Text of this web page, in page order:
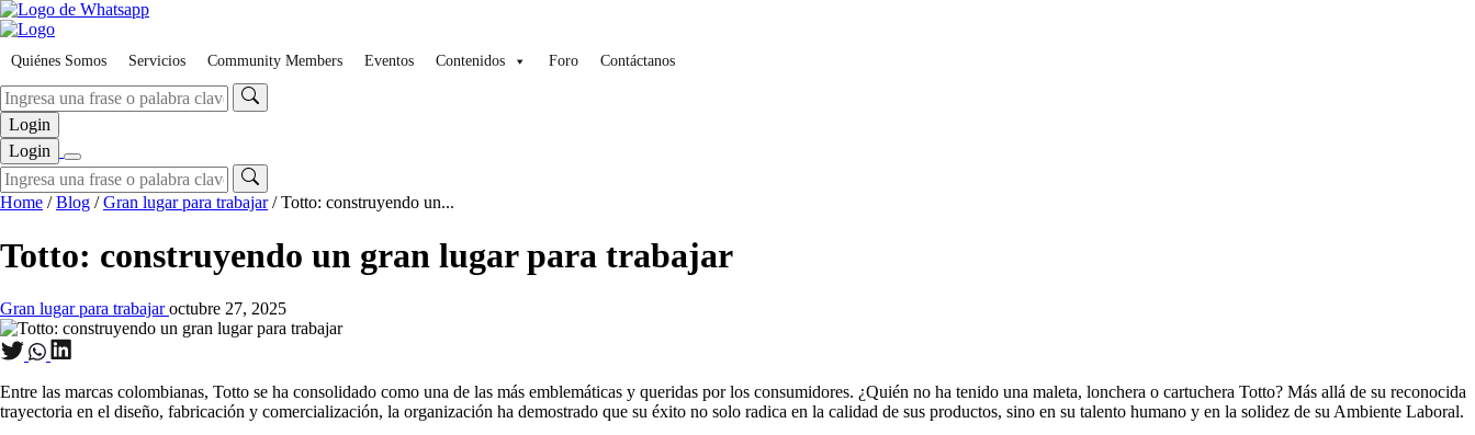
Skip
to
Quiénes Somos Servicios Community Members Eventos Contenidos Foro Contáctanos
Login
Login
Home / Blog / Gran lugar para trabajar / Totto: construyendo un...
Totto: construyendo un gran lugar para trabajar
Gran lugar para trabajaroctubre 27, 2025
Entre las marcas colombianas, Totto se ha consolidado como una de las más emblemáticas y queridas por los consumidores. ¿Quién no ha tenido una maleta, lonchera o cartuchera Totto? Más allá de su reconocida
trayectoria en el diseño, fabricación y comercialización, la organización ha demostrado que su éxito no solo radica en la calidad de sus productos, sino en su talento humano y en la solidez de su Ambiente Laboral.